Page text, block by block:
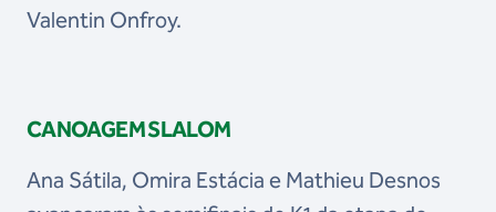
Valentin Onfroy.
CANOAGEM SLALOM
Ana Sátila, Omira Estácia e Mathieu Desnos